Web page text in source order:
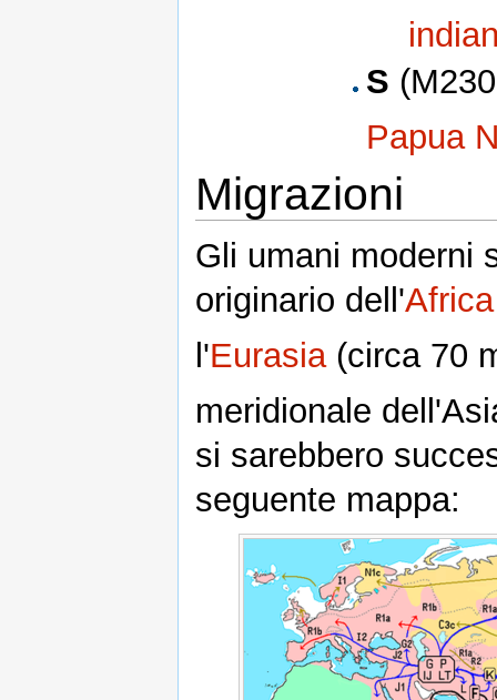
S
Papua
Migrazioni
Gli umani moderni
originario dell'
l'Eurasia(circa 70
meridionale
si sarebbero
seguente mappa: